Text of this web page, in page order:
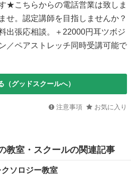
★こちらからの電話営業は致しま
せ。認定講師を目指しませんか？
出張応相談。＋22000円耳ツボジ
／ペアストレッチ同時受講可能で
（グッドスクールへ）
注意事項 お気に入り
教室・スクールの関連記事
ソロジー教室